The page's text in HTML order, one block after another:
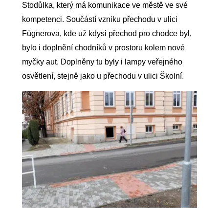
Stodůlka, který má komunikace ve městě ve své
kompetenci. Součástí vzniku přechodu v ulici
Fügnerova, kde už kdysi přechod pro chodce byl,
bylo i doplnění chodníků v prostoru kolem nové
myčky aut. Doplněny tu byly i lampy veřejného
osvětlení, stejně jako u přechodu v ulici Školní.